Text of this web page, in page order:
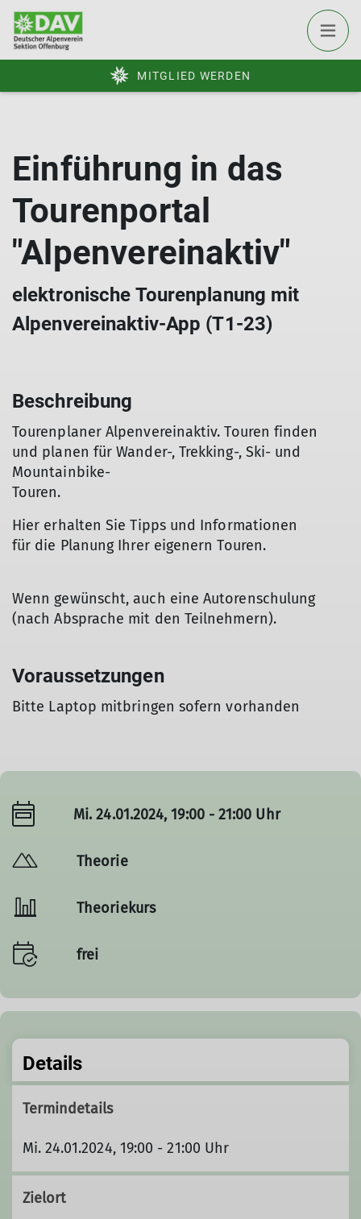
MITGLIED WERDEN
Einführung in das
Tourenportal
"Alpenvereinaktiv"
elektronische Tourenplanung mit
Alpenvereinaktiv-App (T1-23)
Beschreibung
Tourenplaner Alpenvereinaktiv. Touren finden
und planen für Wander-, Trekking-, Ski- und
Mountainbike-
Touren.
Hier erhalten Sie Tipps und Informationen
für die Planung Ihrer eigenern Touren.
Wenn gewünscht, auch eine Autorenschulung
(nach Absprache mit den Teilnehmern).
Voraussetzungen
Bitte Laptop mitbringen sofern vorhanden
Mi. 24.01.2024, 19:00 - 21:00 Uhr
Theorie
Theoriekurs
frei
Details
Termindetails
Mi. 24.01.2024, 19:00 - 21:00 Uhr
Zielort